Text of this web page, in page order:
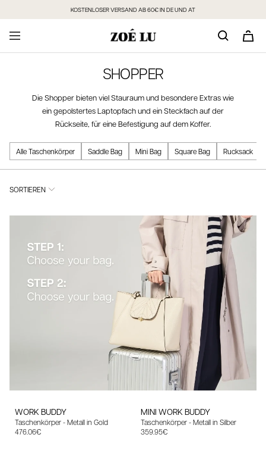
zum
Inhalt
KOSTENLOSER VERSAND AB 60€ IN DE UND AT
SHOPPER
Die Shopper bieten viel Stauraum und besondere Extras wie
ein gepolstertes Laptopfach und ein Steckfach auf der
Rückseite, für eine Befestigung auf dem Koffer.
Alle Taschenkörper Saddle Bag Mini Bag Square Bag Rucksack
SORTIEREN
WORK BUDDY
Taschenkörper - Metall in Gold
Angebotspreis
476.06€
MINI WORK BUDDY
Taschenkörper - Metall in Silber
Angebotspreis
359.95€